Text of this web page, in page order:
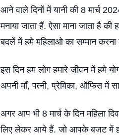
आने वाले दिनों में यानी की 8 मार्च
मनाया जाता हैं. ऐसा माना जाता है की
बदलें में हमे महिलाओ का सम्मान करना
इस दिन हम लोग हमारे जीवन में हमे
अपनी माँ, पत्नी, प्रेमिका, ऑफिस में
अगर आप भी 8 मार्च के दिन महिला
लिए लेकर आये हैं. जो आपके बजट में